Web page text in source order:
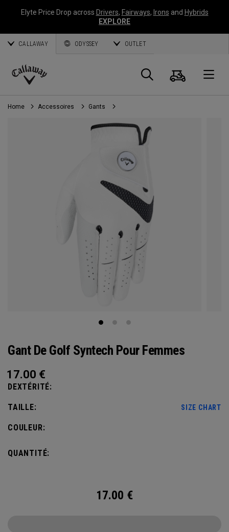
Elyte Price Drop across Drivers, Fairways, Irons and Hybrids
EXPLORE
CALLAWAY ODYSSEY OUTLET
Callaway
Golf
Panier
Home Accessoires Gants
Gant De Golf Syntech Pour Femmes
17.00 €
DEXTÉRITÉ:
TAILLE: SIZE CHART
COULEUR:
QUANTITÉ:
17.00 €